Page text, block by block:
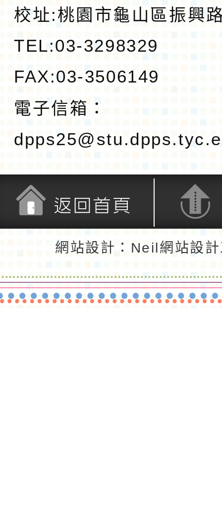
校址:桃園市龜山區振興
TEL:03-3298329
FAX:03-3506149
電子信箱：
返回頂端
網站設計：Neil網站設